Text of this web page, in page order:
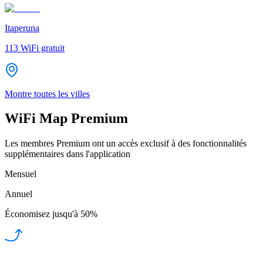
Itaperuna
113 WiFi gratuit
Montre toutes les villes
WiFi Map Premium
Les membres Premium ont un accès exclusif à des fonctionnalités
supplémentaires dans l'application
Mensuel
Annuel
Économisez jusqu'à 50%